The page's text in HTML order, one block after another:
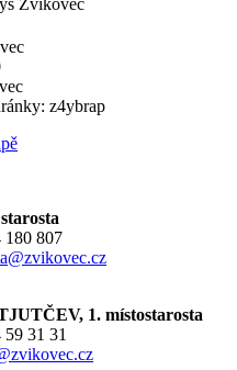
z4ybrap
180 807
1. místostarosta
31 31